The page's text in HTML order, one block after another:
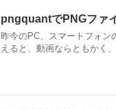
pngquantでPNGファ
昨今のPC、スマートフォン
えると、動画ならともかく